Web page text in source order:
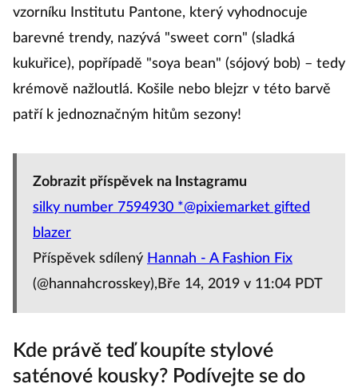
vzorníku Institutu Pantone, který vyhodnocuje
barevné trendy, nazývá "sweet corn" (sladká
kukuřice), popřípadě "soya bean" (sójový bob) – tedy
krémově nažloutlá. Košile nebo blejzr v této barvě
patří k jednoznačným hitům sezony!
Zobrazit příspěvek na Instagramu
silky number 7594930 *@pixiemarket gifted
blazer
Příspěvek sdílený Hannah - A Fashion Fix
(@hannahcrosskey),Bře 14, 2019 v 11:04 PDT
Kde právě teď koupíte stylové
saténové kousky? Podívejte se do